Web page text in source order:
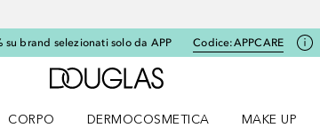
su brand selezionati solo da APP Codice:APPCARE
A Douglas Home
CORPO
DERMOCOSMETICA
MAKE UP